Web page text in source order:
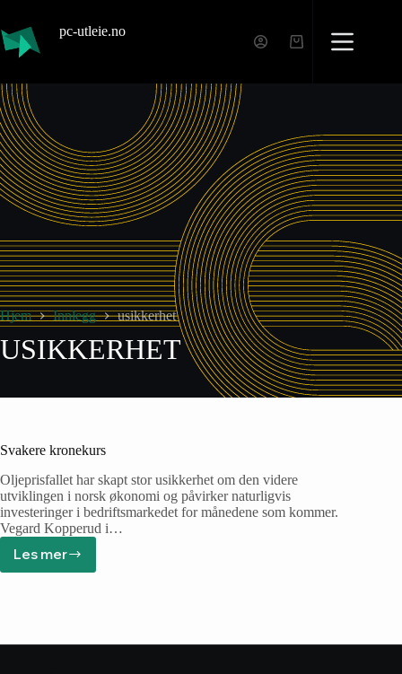
pc-utleie.no
Hjem Innlegg usikkerhet
USIKKERHET
Svakere kronekurs
Oljeprisfallet har skapt stor usikkerhet om den videre
utviklingen i norsk økonomi og påvirker naturligvis
investeringer i bedriftsmarkedet for månedene som kommer.
Vegard Kopperud i…
Les mer